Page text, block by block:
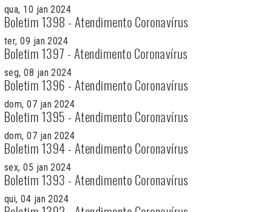
qua, 10 jan 2024
Boletim 1398 - Atendimento Coronavírus
ter, 09 jan 2024
Boletim 1397 - Atendimento Coronavírus
seg, 08 jan 2024
Boletim 1396 - Atendimento Coronavírus
dom, 07 jan 2024
Boletim 1395 - Atendimento Coronavírus
dom, 07 jan 2024
Boletim 1394 - Atendimento Coronavírus
sex, 05 jan 2024
Boletim 1393 - Atendimento Coronavírus
qui, 04 jan 2024